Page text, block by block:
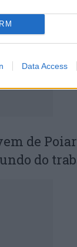
Data Access
de
do